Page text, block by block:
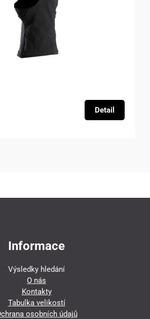
Detail
Informace
Výsledky hledání
O nás
Kontakty
Tabulka velikostí
osobních údajů